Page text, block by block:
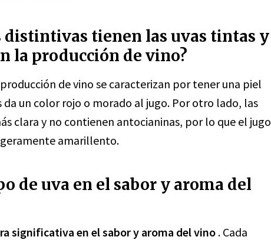
distintivas tienen las uvas tintas y
la producción de vino?
de vino se caracterizan por tener una piel
da un color rojo o morado al jugo. Por otro lado, las
clara y no contienen antocianinas, por lo que el jugo
amarillento.
de uva en el sabor y aroma del
significativa en el sabor y aroma del vino . Cada